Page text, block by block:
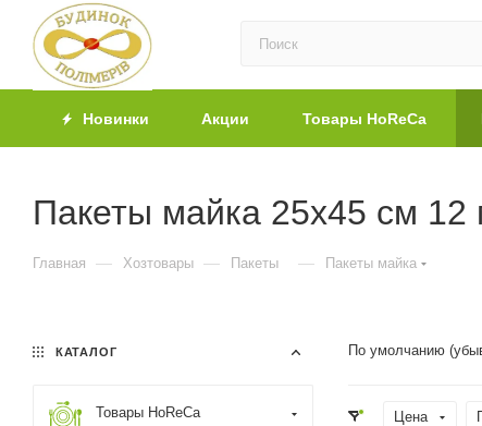
Новинки Акции Товары HoReCa
Пакеты майка 25х45 см 12
Главная — Хозтовары — Пакеты — Пакеты майка
По умолчанию
Цена
КАТАЛОГ
Товары HoReCa